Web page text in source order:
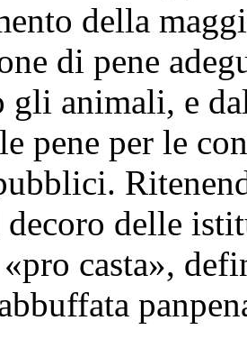
della
di pene
gli animali, e
pene per le
delle
casta»,